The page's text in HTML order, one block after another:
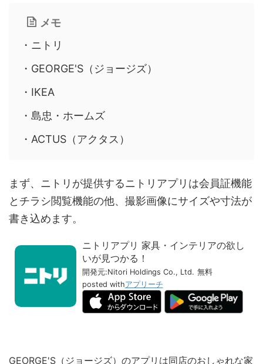
メモ
・ニトリ
・GEORGE'S（ジョージズ）
・IKEA
・島忠・ホームズ
・ACTUS（アクタス）
まず、ニトリが提供するニトリアプリは会員証機能
とチラシ閲覧機能の他、撮影画像にサイズや寸法が
書き込めます。
ニトリアプリ 家具・インテリアの欲し
いが見つかる！
開発元:Nitori Holdings Co., Ltd. 無料
posted withアプリーチ
GEORGE'S（ジョージズ）のアプリは同店のおしゃれな家